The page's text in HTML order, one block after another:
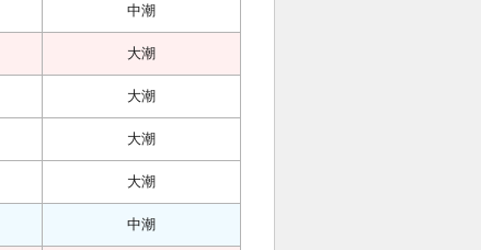
中潮
大潮
大潮
大潮
大潮
中潮